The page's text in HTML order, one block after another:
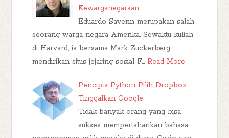
Kewarganegaraan
Eduardo Saverin merupakan salah
seorang warga negara Amerika. Sewaktu kuliah
di Harvard, ia bersama Mark Zuckerberg
mendirikan situs jejaring sosial F… Read More
Pencipta Python Pilih Dropbox
Tinggalkan Google
Tidak banyak orang yang bisa
sukses mempertahankan bahasa